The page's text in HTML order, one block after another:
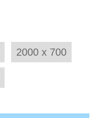
2000 х 700